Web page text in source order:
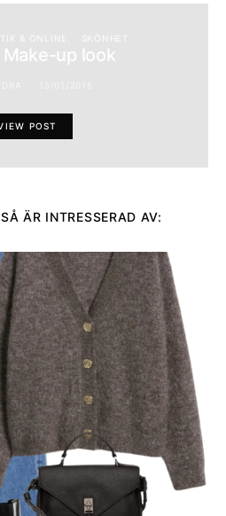
& ONLINE SKÖNHET
up look
POST
ÄR INTRESSERAD AV: